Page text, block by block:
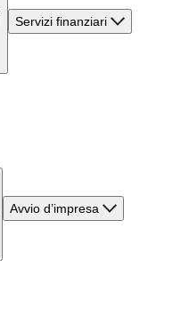
Servizi finanziari
Avvio d’impresa